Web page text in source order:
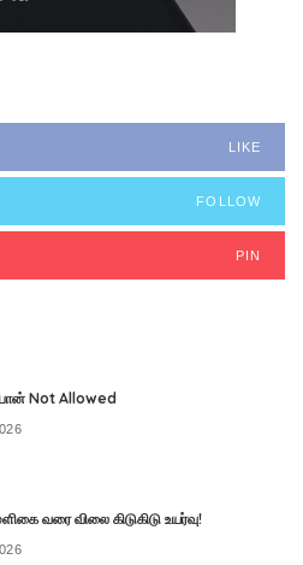
LIKE
FOLLOW
PIN
Not Allowed
வரை விலை கிடுகிடு உயர்வு!